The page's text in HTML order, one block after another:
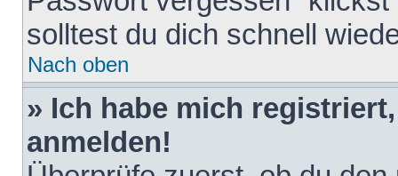
solltest du dich schnell
Nach oben
» Ich habe mich
anmelden!